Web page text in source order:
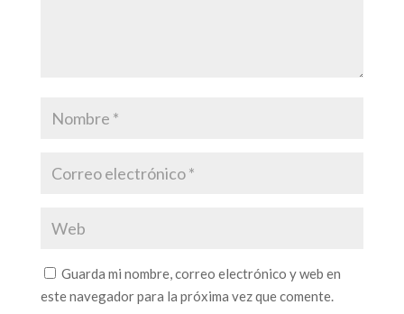
Guarda mi nombre, correo electrónico y web en
este navegador para la próxima vez que comente.